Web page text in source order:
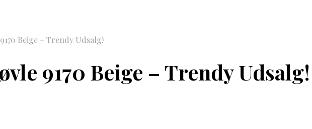
Beige – Trendy Udsalg!
9170 Beige – Trendy Udsalg!